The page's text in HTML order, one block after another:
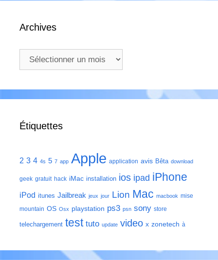
Archives
Archives
Étiquettes
2 3 4 4s 5 7 app Apple application avis Bêta download
geek gratuit hack iMac installation ios ipad iPhone
iPod itunes Jailbreak jeux jour Lion Mac macbook mise
mountain OS Osx playstation ps3 psn sony store
telechargement test tuto update video x zonetech à